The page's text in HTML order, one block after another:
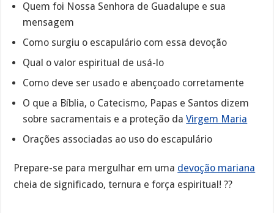
Quem foi Nossa Senhora de Guadalupe e sua
mensagem
Como surgiu o escapulário com essa devoção
Qual o valor espiritual de usá-lo
Como deve ser usado e abençoado corretamente
O que a Bíblia, o Catecismo, Papas e Santos dizem
sobre sacramentais e a proteção daVirgem Maria
Orações associadas ao uso do escapulário
Prepare-se para mergulhar em uma devoção mariana
cheia de significado, ternura e força espiritual! ??